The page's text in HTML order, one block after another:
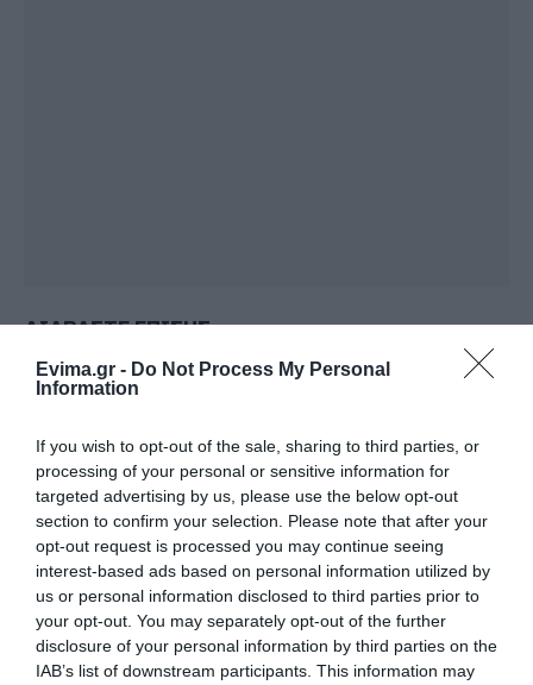
Evima.gr - Do Not Process My Personal
Information
If you wish to opt-out of the sale, sharing to third parties, or
processing of your personal or sensitive information for
targeted advertising by us, please use the below opt-out
section to confirm your selection. Please note that after your
opt-out request is processed you may continue seeing
interest-based ads based on personal information utilized by
us or personal information disclosed to third parties prior to
your opt-out. You may separately opt-out of the further
disclosure of your personal information by third parties on the
IAB’s list of downstream participants. This information may
ΔΙΑΒΑΣΤΕ ΕΠΙΣΗΣ
Θρήνος σε όλη την Εύβοια για τον
επιχειρηματία που έφυγε απο την ζωή
Αρχίζουν τα έργα για το νέο κλειστό
γυμναστήριο στην Εύβοια
Μεγάλη προσοχή στην Εύβοια: Σπείρα ανοίγει
επιχειρήσεις
Σήμερα το μεγαλύτερο πανηγύρι του
καλοκαιριού στην Εύβοια